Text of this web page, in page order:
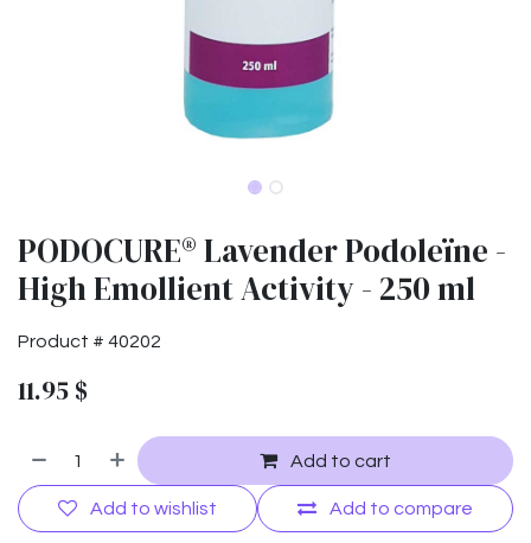
PODOCURE® Lavender Podoleïne -
High Emollient Activity - 250 ml
Product # 40202
11.95 $
Add to cart
Add to compare
Add to wishlist